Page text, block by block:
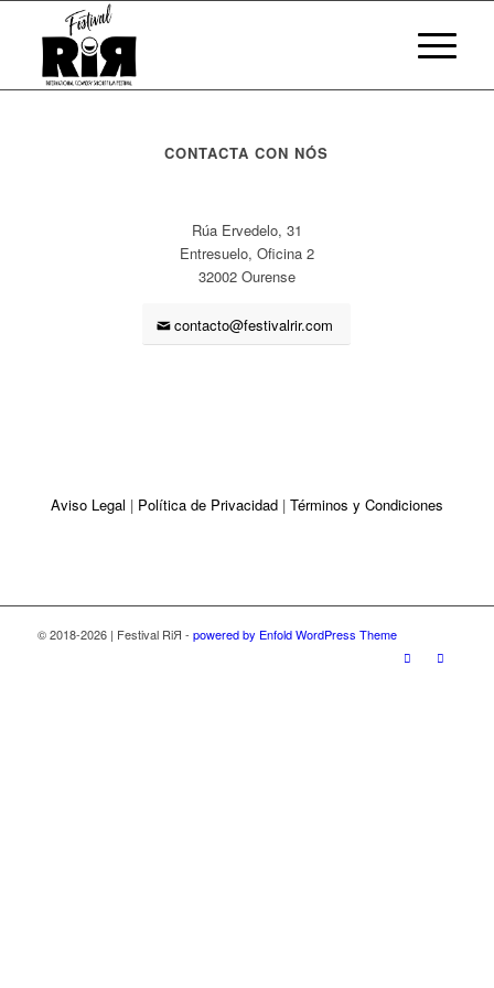
CONTACTA CON NÓS
Rúa Ervedelo, 31
Entresuelo, Oficina 2
32002 Ourense
contacto@festivalrir.com
Aviso Legal | Política de Privacidad| Términos y Condiciones
© 2018-2026 | Festival RiЯ - powered by Enfold WordPress Theme